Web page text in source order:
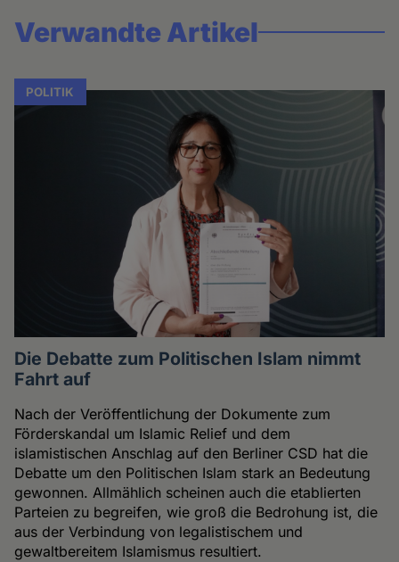
Verwandte Artikel
POLITIK
Die Debatte zum Politischen Islam nimmt
Fahrt auf
Nach der Veröffentlichung der Dokumente zum
Förderskandal um Islamic Relief und dem
islamistischen Anschlag auf den Berliner CSD hat die
Debatte um den Politischen Islam stark an Bedeutung
gewonnen. Allmählich scheinen auch die etablierten
Parteien zu begreifen, wie groß die Bedrohung ist, die
aus der Verbindung von legalistischem und
gewaltbereitem Islamismus resultiert.